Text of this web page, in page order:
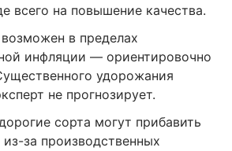
всего на повышение качества.
в пределах
инфляции — ориентировочно
удорожания
не прогнозирует.
сорта могут прибавить
за производственных